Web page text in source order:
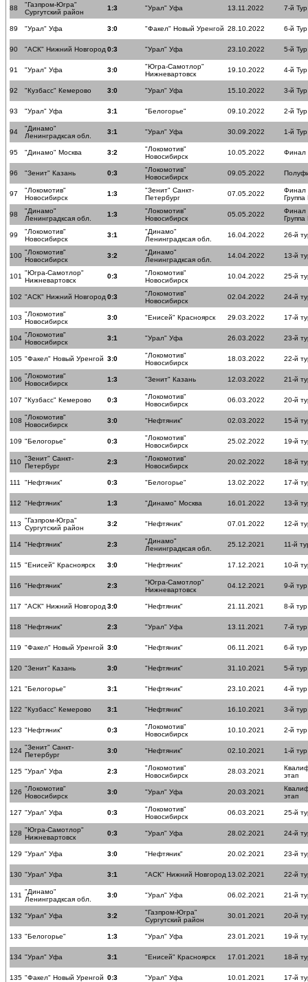
88
"Газпром-Югра"
Сургутский район
1:3 "Урал" Уфа 13.11.2022 7-й Тур
89 "Урал" Уфа 3:0 "Факел" Новый Уренгой 28.10.2022 6-й Тур
90 "АСК" Нижний Новгород 0:3 "Урал" Уфа 23.10.2022 5-й Тур
91 "Урал" Уфа 3:0
"Югра-Самотлор"
Нижневартовск
19.10.2022 4-й Тур
92 "Кузбасс" Кемерово 3:0 "Урал" Уфа 15.10.2022 3-й Тур
93 "Урал" Уфа 3:1 "Белогорье" 09.10.2022 2-й Тур
94
"Динамо"
Ленинградксая обл.
3:1 "Урал" Уфа 30.09.2022 1-й Тур
95 "Динамо" Москва 3:2
"Локомотив"
Новосибирск
10.05.2022 Финал
96 "Зенит" Казань 0:3
"Локомотив"
Новосибирск
09.05.2022
97
"Локомотив"
Новосибирск
1:3
"Зенит" Санкт-
Петербург
07.05.2022
Финал
Группа
98
"Динамо"
Ленинградксая обл.
1:3
"Локомотив"
Новосибирск
05.05.2022
Финал
Группа
99
"Локомотив"
Новосибирск
3:1
"Динамо"
Ленинградксая обл.
16.04.2022 26-й
100 "Локомотив"
Новосибирск
3:2
"Динамо"
Ленинградксая обл.
14.04.2022 13-й
101 "Югра-Самотлор"
Нижневартовск
0:3
"Локомотив"
Новосибирск
10.04.2022 25-й
102 "АСК" Нижний Новгород 0:3
"Локомотив"
Новосибирск
02.04.2022 24-й
103 "Локомотив"
Новосибирск
3:0 "Енисей" Красноярск 29.03.2022 17-й
104 "Локомотив"
Новосибирск
3:1 "Урал" Уфа 26.03.2022 23-й
105 "Факел" Новый Уренгой 3:0
"Локомотив"
Новосибирск
18.03.2022 22-й
106 "Локомотив"
Новосибирск
1:3 "Зенит" Казань 12.03.2022 21-й
107 "Кузбасс" Кемерово 0:3
"Локомотив"
Новосибирск
06.03.2022 20-й
108 "Локомотив"
Новосибирск
3:0 "Нефтяник" 02.03.2022 15-й
109 "Белогорье" 0:3
"Локомотив"
Новосибирск
25.02.2022 19-й
110 "Зенит" Санкт-
Петербург
2:3
"Локомотив"
Новосибирск
20.02.2022 18-й
111 "Нефтяник" 0:3 "Белогорье" 13.02.2022 17-й
112 "Нефтяник" 1:3 "Динамо" Москва 16.01.2022 13-й
113 "Газпром-Югра"
Сургутский район
3:2 "Нефтяник" 07.01.2022 12-й
114 "Нефтяник" 2:3
"Динамо"
Ленинградксая обл.
25.12.2021 11-й
115 "Енисей" Красноярск 3:0 "Нефтяник" 17.12.2021 10-й
116 "Нефтяник" 2:3
"Югра-Самотлор"
Нижневартовск
04.12.2021 9-й тур
117 "АСК" Нижний Новгород 3:0 "Нефтяник" 21.11.2021 8-й тур
118 "Нефтяник" 2:3 "Урал" Уфа 13.11.2021 7-й тур
119 "Факел" Новый Уренгой 3:0 "Нефтяник" 06.11.2021 6-й тур
120 "Зенит" Казань 3:0 "Нефтяник" 31.10.2021 5-й тур
121 "Белогорье" 3:1 "Нефтяник" 23.10.2021 4-й тур
122 "Кузбасс" Кемерово 3:1 "Нефтяник" 16.10.2021 3-й тур
123 "Нефтяник" 0:3
"Локомотив"
Новосибирск
10.10.2021 2-й тур
124 "Зенит" Санкт-
Петербург
3:0 "Нефтяник" 02.10.2021 1-й тур
125 "Урал" Уфа 2:3
"Локомотив"
Новосибирск
28.03.2021
этап
126 "Локомотив"
Новосибирск
3:0 "Урал" Уфа 20.03.2021
этап
127 "Урал" Уфа 0:3
"Локомотив"
Новосибирск
06.03.2021 25-й
128 "Югра-Самотлор"
Нижневартовск
0:3 "Урал" Уфа 28.02.2021 24-й
129 "Урал" Уфа 3:0 "Нефтяник" 20.02.2021 23-й
130 "Урал" Уфа 3:1 "АСК" Нижний Новгород 13.02.2021 22-й
131 "Динамо"
Ленинградксая обл.
3:0 "Урал" Уфа 06.02.2021 21-й
132 "Урал" Уфа 3:2
"Газпром-Югра"
Сургутский район
30.01.2021 20-й
133 "Белогорье" 1:3 "Урал" Уфа 23.01.2021 19-й
134 "Урал" Уфа 3:1 "Енисей" Красноярск 17.01.2021 18-й
135 "Факел" Новый Уренгой 0:3 "Урал" Уфа 10.01.2021 17-й